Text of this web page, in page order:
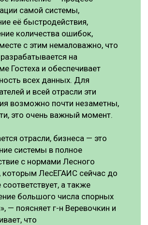
самой системы,
её быстродействия,
количества ошибок,
с этим немаловажно, что
на
Гостеха и обеспечивает
всех данных. Для
и всей отрасли эти
возможно почти незаметны,
это очень важный момент.
отрасли, бизнеса — это
системы в полное
с нормами Лесного
которым ЛесЕГАИС сейчас до
соответствует, а также
большого числа спорных
— поясняет г-н Веревочкин и
что